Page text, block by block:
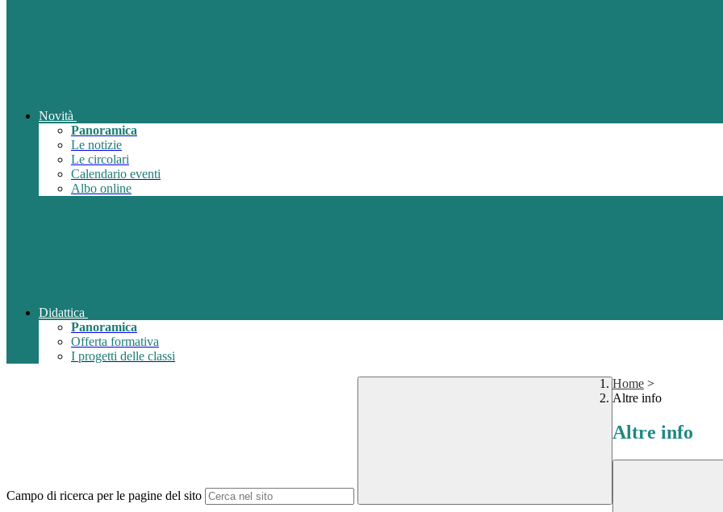
Novità
Panoramica
Le notizie
Le circolari
Calendario eventi
Albo online
Didattica
Panoramica
Offerta formativa
I progetti delle classi
Campo di ricerca per le pagine del sito
Home >
Altre info
Altre info